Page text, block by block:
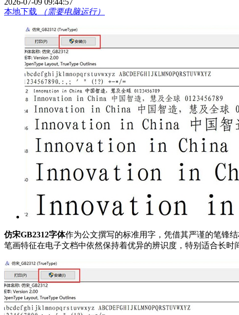
本地下载
（需要电脑运行）
仿宋GB2312字体作为公文撰写的标准用字，凭借其严谨的笔锋
笔画特征在电子文档中依然保持着优异的辨识度，特别适合长时